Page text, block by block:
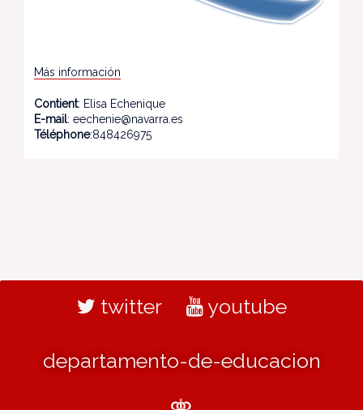
Más información
Contient: Elisa Echenique
E-mail: eechenie@navarra.es
Téléphone:848426975
twitter youtube
departamento-de-educacion